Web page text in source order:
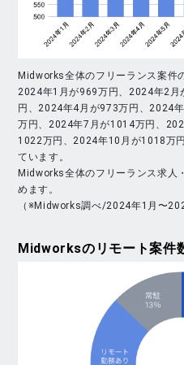
Midworks全体のフリーランス案件
2024年1月が969万円、2024年2
円、2024年4月が973万円、2024
万円、2024年7月が1014万円、
1022万円、2024年10月が1018万
ています。
Midworks全体のフリーランス求人
めます。
（※Midworks調べ/2024年1月〜
Midworksのリモート案件